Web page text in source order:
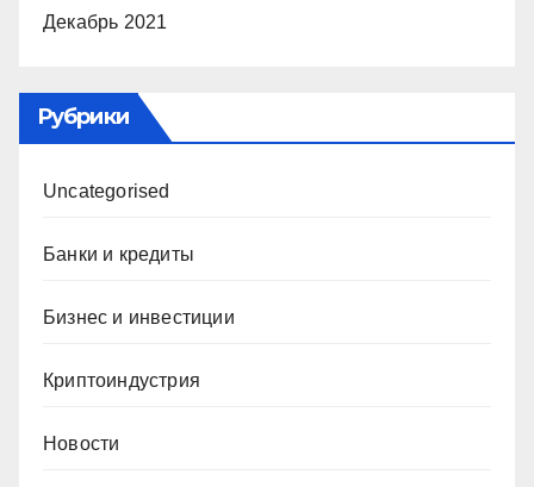
Декабрь 2021
Рубрики
Uncategorised
Банки и кредиты
Бизнес и инвестиции
Криптоиндустрия
Новости